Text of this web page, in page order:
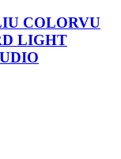
COLORVU
LIGHT